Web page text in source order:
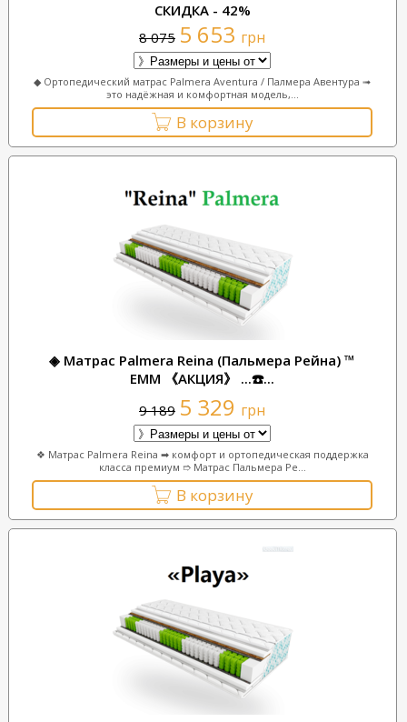
СКИДКА - 42%
8 075 5 653 грн
◆ Ортопедический матрас Palmera Aventura / Палмера Авентура ➟
это надёжная и комфортная модель,...
В корзину
◈ Матрас Palmera Reina (Пальмера Рейна) ™
ЕММ 《АКЦИЯ》 ...☎️...
9 189 5 329 грн
❖ Матрас Palmera Reina ➡ комфорт и ортопедическая поддержка
класса премиум ➱ Матрас Пальмера Ре...
В корзину